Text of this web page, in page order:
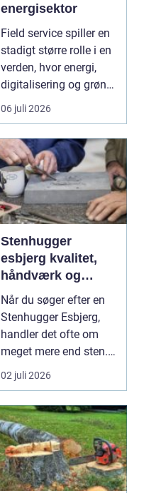
energisektor
Field service spiller en
stadigt større rolle i en
verden, hvor energi,
digitalisering og grøn
omsti...
06 juli 2026
Stenhugger
esbjerg kvalitet,
håndværk og
personlige
løsninger
Når du søger efter en
Stenhugger Esbjerg,
handler det ofte om
meget mere end sten.
Det handler om at...
02 juli 2026